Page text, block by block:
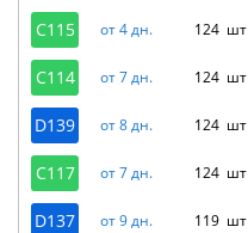
C115
от 4 дн. 124 шт
C114 от 7 дн. 124 шт
D139 от 8 дн. 124 шт
C117 от 7 дн. 124 шт
D137 от 9 дн. 119 шт